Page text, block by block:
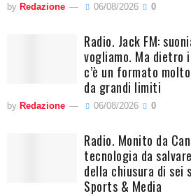
by Redazione 06/08/2026 0
Radio. Jack FM:
vogliamo. Ma dietro
c’è un formato
da grandi limiti
by Redazione 06/08/2026 0
Radio. Monito da
tecnologia da
della chiusura di sei
Sports & Media